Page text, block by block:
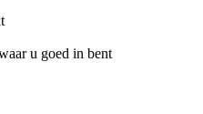
u goed in bent